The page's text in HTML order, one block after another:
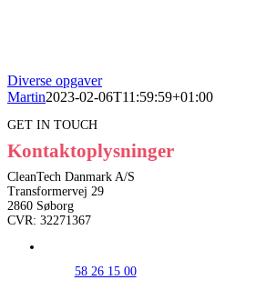
Diverse opgaver
Martin2023-02-06T11:59:59+01:00
GET IN TOUCH
Kontaktoplysninger
CleanTech Danmark A/S
Transformervej 29
2860 Søborg
CVR: 32271367
58 26 15 00